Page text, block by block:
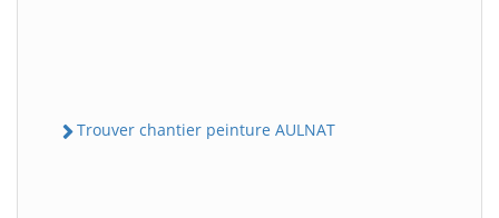
Trouver chantier peinture AULNAT